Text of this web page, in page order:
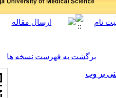
برگشت به فهرست نسخه ها
بر وب